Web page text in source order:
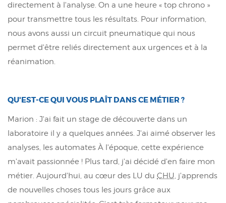
directement à l'analyse. On a une heure « top chrono »
pour transmettre tous les résultats. Pour information,
nous avons aussi un circuit pneumatique qui nous
permet d'être reliés directement aux urgences et à la
réanimation.
QU'EST-CE QUI VOUS PLAÎT DANS CE MÉTIER ?
Marion : J'ai fait un stage de découverte dans un
laboratoire il y a quelques années. J'ai aimé observer les
analyses, les automates À l'époque, cette expérience
m'avait passionnée ! Plus tard, j'ai décidé d'en faire mon
métier. Aujourd'hui, au cœur des LU du CHU, j'apprends
de nouvelles choses tous les jours grâce aux